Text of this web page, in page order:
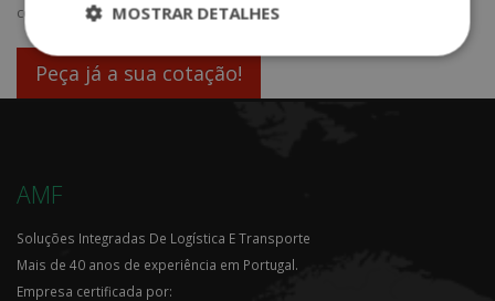
cotação e entraremos em contacto consigo o mais breve possível...
Peça já a sua cotação!
AMF
Soluções Integradas De Logística E Transporte
Mais de 40 anos de experiência em Portugal.
Empresa certificada por:
MOSTRAR DETALHES